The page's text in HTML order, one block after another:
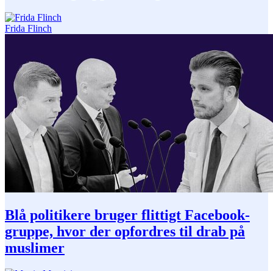
Frida Flinch
Blå politikere bruger flittigt Facebook-
gruppe, hvor der opfordres til drab på
muslimer